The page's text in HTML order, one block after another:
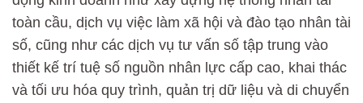
toàn cầu, dịch vụ việc làm xã hội và đào tạo nhân tài
số, cũng như các dịch vụ tư vấn số tập trung vào
thiết kế trí tuệ số nguồn nhân lực cấp cao, khai thác
và tối ưu hóa quy trình, quản trị dữ liệu và di chuyển